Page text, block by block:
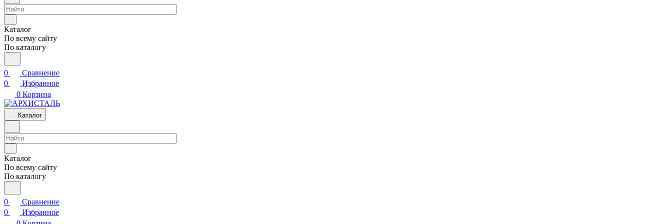
Каталог
По всему сайту
По каталогу
0
Сравнение
0
Избранное
0 Корзина
Каталог
Каталог
По всему сайту
По каталогу
0
Сравнение
0
Избранное